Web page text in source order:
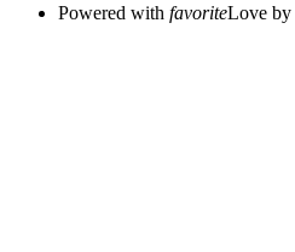
Powered with favoriteLove by